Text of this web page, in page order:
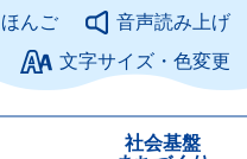
ージの本文へ
んご
音声読み上げ
文字サイズ・色変更
社会基盤